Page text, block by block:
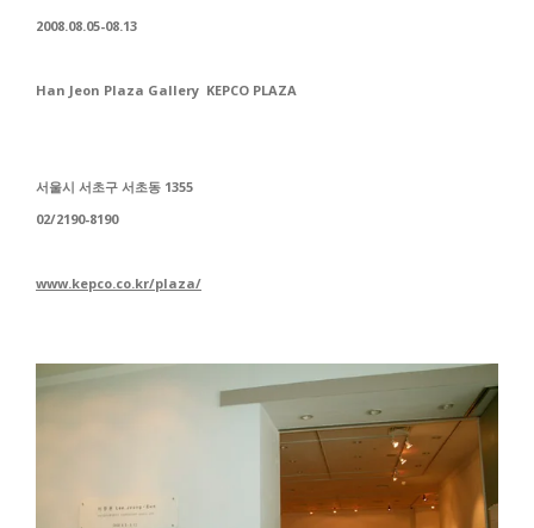
2008.08.05-08.13
Han Jeon Plaza Gallery KEPCO PLAZA
서울시 서초구 서초동 1355
02/2190-8190
www.kepco.co.kr/plaza/